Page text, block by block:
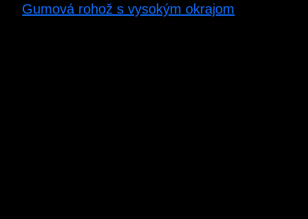
Gumová rohož s vysokým okrajom